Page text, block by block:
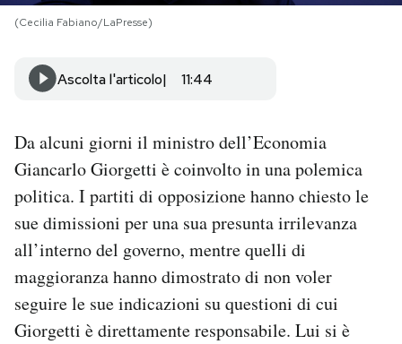
AREA PERSONALE
Area Personale
Newsletter
Notifiche mobile
Regala il Post
Hai bisogno di aiuto?
(Cecilia Fabiano/LaPresse)
Ascolta l'articolo 11:44
Da alcuni giorni il ministro dell’Economia
Giancarlo Giorgetti è coinvolto in una polemica
politica. I partiti di opposizione hanno chiesto le
sue dimissioni per una sua presunta irrilevanza
all’interno del governo, mentre quelli di
maggioranza hanno dimostrato di non voler
seguire le sue indicazioni su questioni di cui
Giorgetti è direttamente responsabile. Lui si è